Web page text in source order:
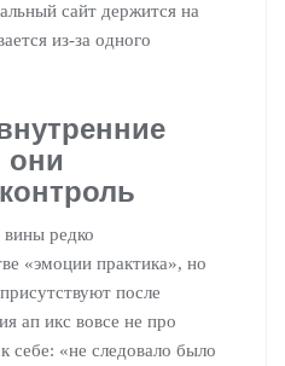
сайт держится на
из-за одного
они
редко
«эмоции практика», но
после
ап икс вовсе не про
себе: «не следовало было